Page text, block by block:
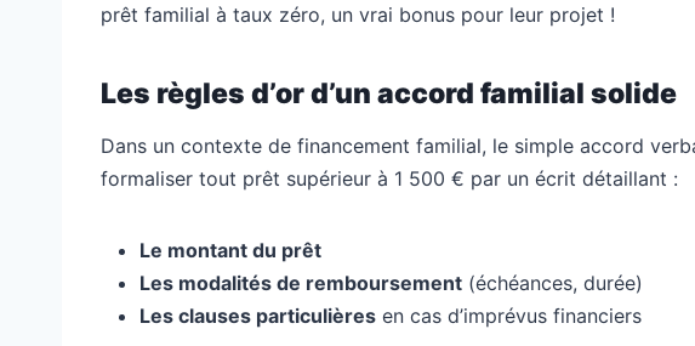
prêt familial à taux zéro, un vrai bonus pour leur projet !
Les règles d’or d’un accord familial solide
Dans un contexte de financement familial, le simple accord
formaliser tout prêt supérieur à 1 500 € par un écrit détaillant :
Le montant du prêt
Les modalités de remboursement (échéances, durée)
Les clauses particulières en cas d’imprévus financiers